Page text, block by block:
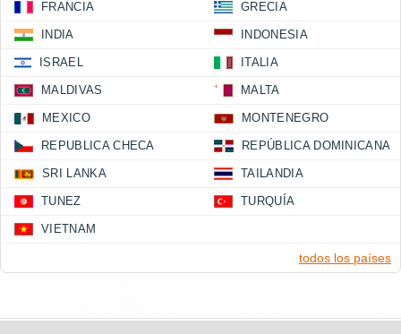
FRANCIA GRECIA
INDIA INDONESIA
ISRAEL ITALIA
MALDIVAS MALTA
MEXICO MONTENEGRO
REPUBLICA CHECA REPÚBLICA DOMINICANA
SRI LANKA TAILANDIA
TUNEZ TURQUÍA
VIETNAM
todos los países